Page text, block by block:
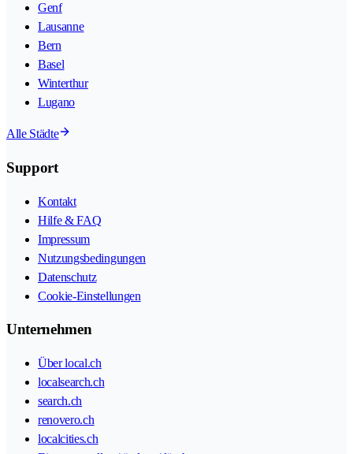
Genf
Lausanne
Bern
Basel
Winterthur
Lugano
Alle Städte
Support
Kontakt
Hilfe & FAQ
Impressum
Nutzungsbedingungen
Datenschutz
Cookie-Einstellungen
Unternehmen
Über local.ch
localsearch.ch
search.ch
renovero.ch
localcities.ch